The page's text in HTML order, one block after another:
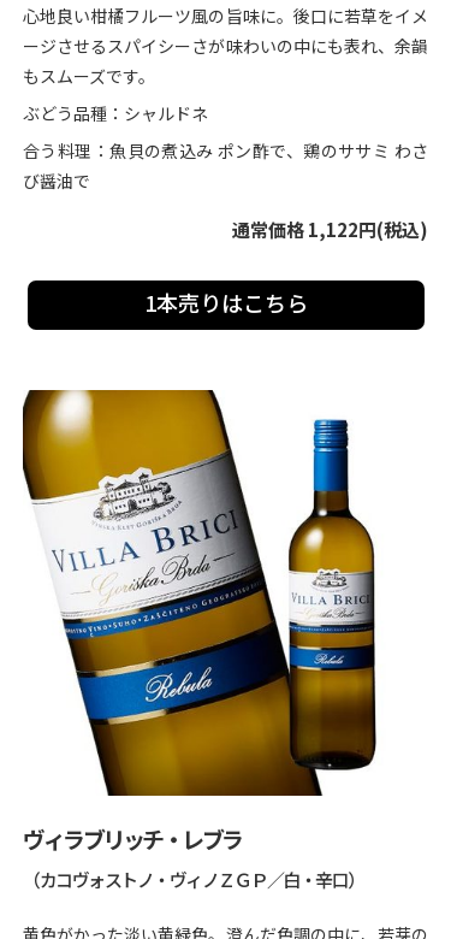
心地良い柑橘フルーツ風の旨味に。後口に若草をイメ
ージさせるスパイシーさが味わいの中にも表れ、余韻
もスムーズです。
ぶどう品種：シャルドネ
合う料理：魚貝の煮込み ポン酢で、鶏のササミ わさ
び醤油で
通常価格 1,122円(税込)
1本売りはこちら
ヴィラブリッチ・レブラ
（カコヴォストノ・ヴィノＺＧＰ／白・辛口）